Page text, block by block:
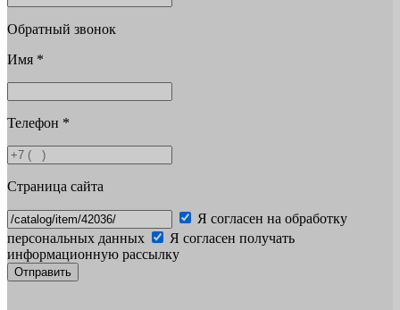
Обратный звонок
Имя *
Телефон *
Страница сайта
Я согласен на обработку
персональных данных
Я согласен получать
информационную рассылку
Отправить